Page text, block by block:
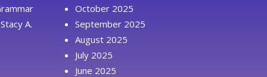
A.
October 2025
September 2025
August 2025
July 2025
June 2025